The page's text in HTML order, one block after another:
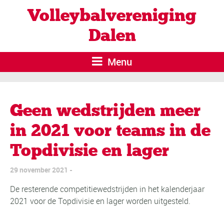
Volleybalvereniging
Dalen
Menu
Geen wedstrijden meer
in 2021 voor teams in de
Topdivisie en lager
29 november 2021
De resterende competitiewedstrijden in het kalenderjaar
2021 voor de Topdivisie en lager worden uitgesteld.